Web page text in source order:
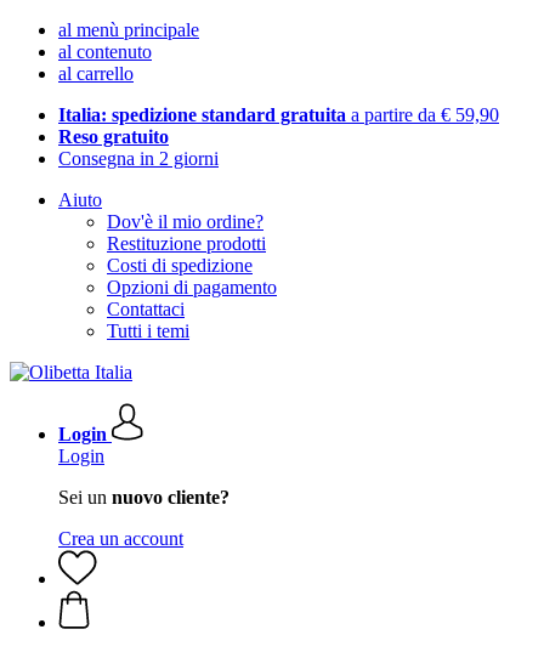
al menù principale
al contenuto
al carrello
Italia: spedizione standard gratuita a partire da € 59,90
Reso gratuito
Consegna in 2 giorni
Aiuto
Dov'è il mio ordine?
Restituzione prodotti
Costi di spedizione
Opzioni di pagamento
Contattaci
Tutti i temi
Login
Login
Sei un nuovo cliente?
Crea un account